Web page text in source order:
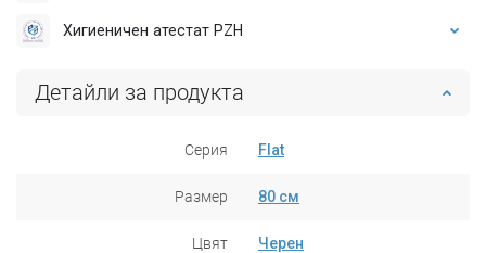
Хигиеничен атестат PZH
Детайли за продукта
Серия Flat
Размер 80 см
Цвят Черен